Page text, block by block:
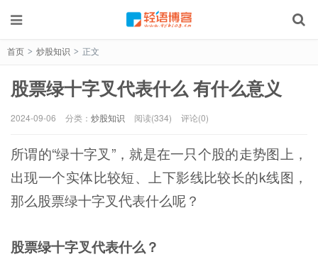
首页 > 炒股知识 > 正文
股票绿十字叉代表什么 有什么意义
2024-09-06 分类： 炒股知识 阅读(334) 评论(0)
所谓的“绿十字叉”，就是在一只个股的走势图上，
出现一个实体比较短、上下影线比较长的k线图，
那么股票绿十字叉代表什么呢？
股票绿十字叉代表什么？